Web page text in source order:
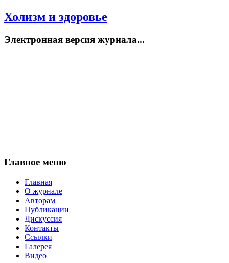
Холизм и здоровье
Электронная версия журнала...
Главное меню
Главная
О журнале
Авторам
Публикации
Дискуссия
Контакты
Ссылки
Галерея
Видео